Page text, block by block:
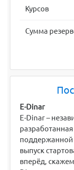
Курсов
Сумма
E-Dinar
E-Dinar –
выпуск
вперёд,